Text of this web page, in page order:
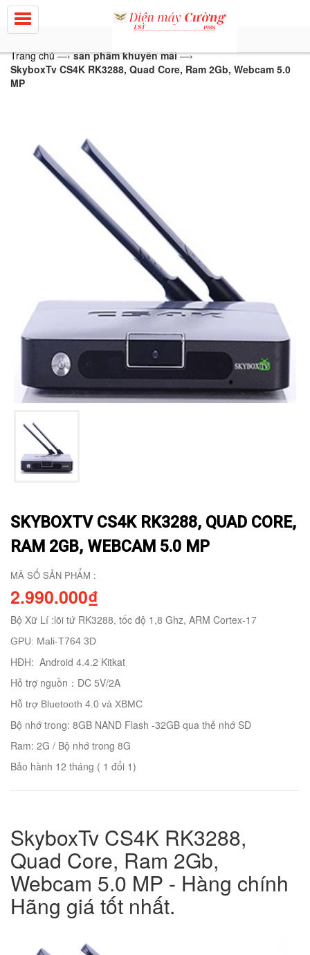
Trang chủ—› sản phẩm khuyến mãi—›
SkyboxTv CS4K RK3288, Quad Core, Ram 2Gb, Webcam 5.0
MP
SKYBOXTV CS4K RK3288, QUAD CORE,
RAM 2GB, WEBCAM 5.0 MP
MÃ SỐ SẢN PHẨM :
2.990.000₫
Bộ Xữ Lí :lõi tứ RK3288, tốc độ 1,8 Ghz, ARM Cortex-17
GPU: Mali-T764 3D
HĐH: Android 4.4.2 Kitkat
Hỗ trợ nguồn：DC 5V/2A
Hỗ trợ Bluetooth 4.0 và XBMC
Bộ nhớ trong: 8GB NAND Flash -32GB qua thẻ nhớ SD
Ram: 2G / Bộ nhớ trong 8G
Bảo hành 12 tháng ( 1 đổi 1)
SkyboxTv CS4K RK3288,
Quad Core, Ram 2Gb,
Webcam 5.0 MP - Hàng chính
Hãng giá tốt nhất.